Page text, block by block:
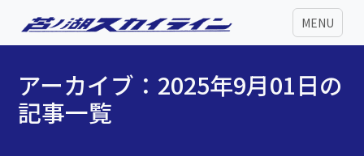
MENU
アーカイブ：2025年9月01日の
記事一覧